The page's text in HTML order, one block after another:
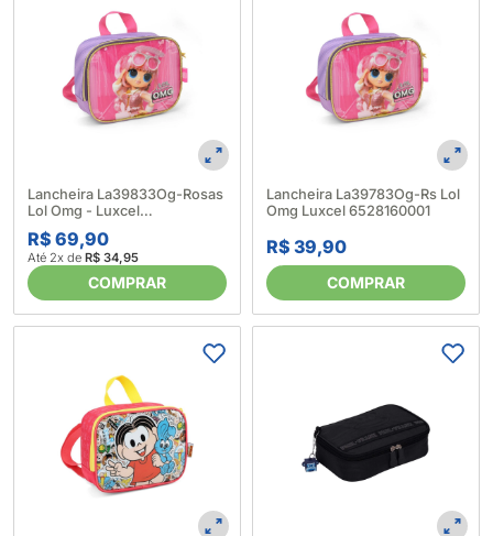
Lancheira La39833Og-Rosas
Lol Omg - Luxcel
6528200001
R$ 69,90
Até 2x de R$ 34,95
COMPRAR
Lancheira La39783Og-Rs Lol
Omg Luxcel 6528160001
R$ 39,90
COMPRAR